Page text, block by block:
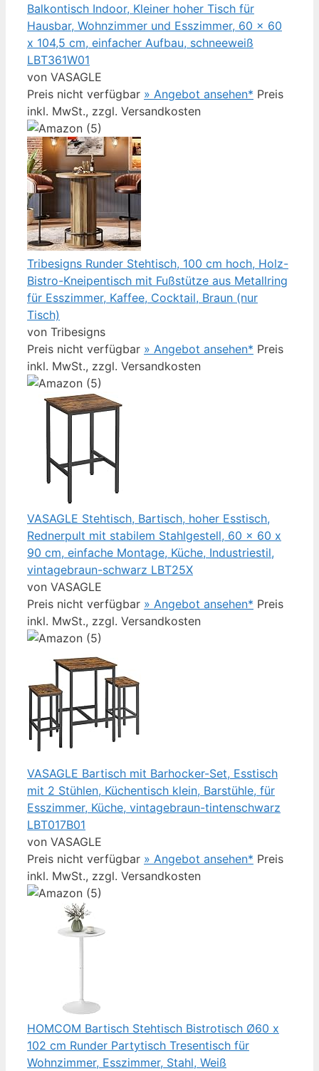
Balkontisch Indoor, Kleiner hoher Tisch für
Hausbar, Wohnzimmer und Esszimmer, 60 x 60
x 104,5 cm, einfacher Aufbau, schneeweiß
LBT361W01
von VASAGLE
Preis nicht verfügbar » Angebot ansehen* Preis
inkl. MwSt., zzgl. Versandkosten
Tribesigns Runder Stehtisch, 100 cm hoch, Holz-
Bistro-Kneipentisch mit Fußstütze aus Metallring
für Esszimmer, Kaffee, Cocktail, Braun (nur
Tisch)
von Tribesigns
Preis nicht verfügbar » Angebot ansehen* Preis
inkl. MwSt., zzgl. Versandkosten
VASAGLE Stehtisch, Bartisch, hoher Esstisch,
Rednerpult mit stabilem Stahlgestell, 60 x 60 x
90 cm, einfache Montage, Küche, Industriestil,
vintagebraun-schwarz LBT25X
von VASAGLE
Preis nicht verfügbar » Angebot ansehen* Preis
inkl. MwSt., zzgl. Versandkosten
VASAGLE Bartisch mit Barhocker-Set, Esstisch
mit 2 Stühlen, Küchentisch klein, Barstühle, für
Esszimmer, Küche, vintagebraun-tintenschwarz
LBT017B01
von VASAGLE
Preis nicht verfügbar » Angebot ansehen* Preis
inkl. MwSt., zzgl. Versandkosten
HOMCOM Bartisch Stehtisch Bistrotisch Ø60 x
102 cm Runder Partytisch Tresentisch für
Wohnzimmer, Esszimmer, Stahl, Weiß